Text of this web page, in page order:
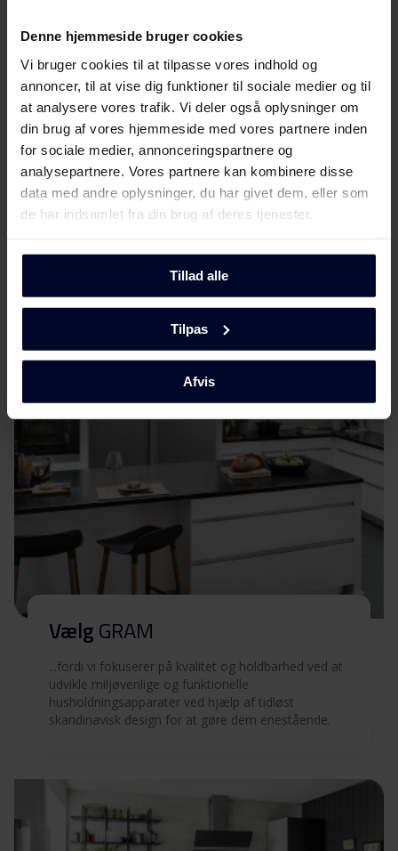
Denne hjemmeside bruger cookies
Vi bruger cookies til at tilpasse vores indhold og
annoncer, til at vise dig funktioner til sociale medier og til
at analysere vores trafik. Vi deler også oplysninger om
din brug af vores hjemmeside med vores partnere inden
for sociale medier, annonceringspartnere og
analysepartnere. Vores partnere kan kombinere disse
data med andre oplysninger, du har givet dem, eller som
de har indsamlet fra din brug af deres tjenester.
Tillad alle
Tilpas
Afvis
Produktdatablad
Produktinformation
(DK,EN,FI,SV,NO)
Download
Brugervejledning
Betjeningsvejledninger
Produktbillede KF 3295-
93 X/1
Download
Produktbillede KF 3295-
Download
Hent alt (5) Hent udvalgt
Vis mere
MødGRAM
VælgGRAM
...fordi vi fokuserer på kvalitet og holdbarhed ved at
udvikle miljøvenlige og funktionelle
husholdningsapparater ved hjælp af tidløst
skandinavisk design for at gøre dem enestående.